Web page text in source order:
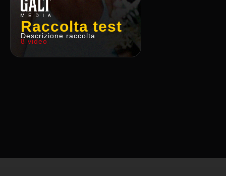
Raccolta test
Descrizione raccolta
8 video